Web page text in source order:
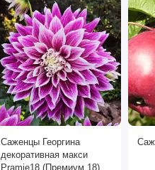
Саженцы Георгина
декоративная макси
Pramie18 (Премиум 18)